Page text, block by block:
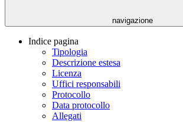
navigazione
Indice pagina
Tipologia
Descrizione estesa
Licenza
Uffici responsabili
Protocollo
Data protocollo
Allegati